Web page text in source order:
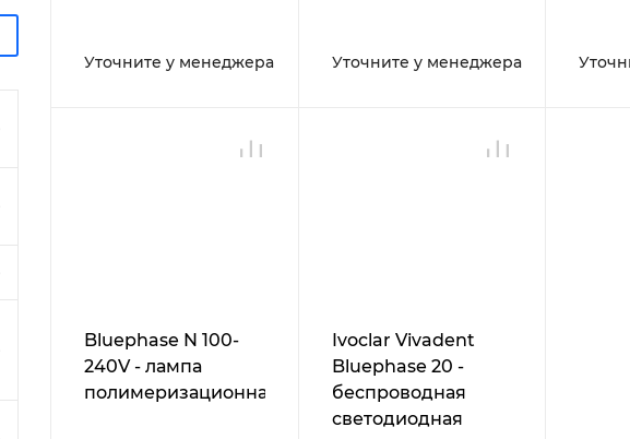
Уточните у менеджера Уточните у менеджера
Bluephase N 100-
240V - лампа
полимеризационная
Ivoclar Vivadent
Bluephase 20 -
беспроводная
светодиодная